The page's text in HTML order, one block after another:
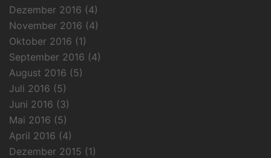
Dezember 2016 (4)
November 2016 (4)
Oktober 2016 (1)
September 2016 (4)
August 2016 (5)
Juli 2016 (5)
Juni 2016 (3)
Mai 2016 (5)
April 2016 (4)
Dezember 2015 (1)